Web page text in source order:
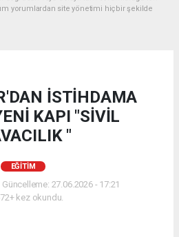
yorumlardan site yönetimi hiçbir şekilde
İSTİHDAMA
KAPI "SİVİL
"
EĞITIM
27.06.2026 - 17:21
kez okundu.